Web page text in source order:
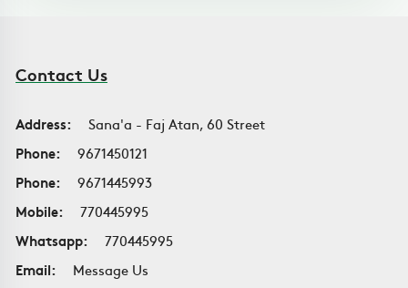
Contact Us
Address:
Sana'a - Faj Atan, 60 Street
Phone:
9671450121
Phone:
9671445993
Mobile:
770445995
Whatsapp:
770445995
Email:
Message Us